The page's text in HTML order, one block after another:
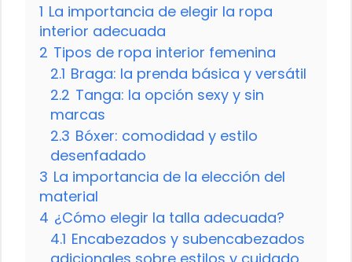
1 La importancia de elegir la ropa
interior adecuada
2 Tipos de ropa interior femenina
2.1 Braga: la prenda básica y versátil
2.2 Tanga: la opción sexy y sin
marcas
2.3 Bóxer: comodidad y estilo
desenfadado
3 La importancia de la elección del
material
4 ¿Cómo elegir la talla adecuada?
4.1 Encabezados y subencabezados